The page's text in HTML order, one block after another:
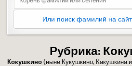
Или поиск фамилий на
Рубрика:
Кокушкино (ныне Кукушкино, Какушкина